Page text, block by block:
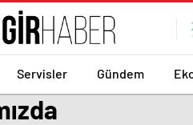
Servisler Gündem